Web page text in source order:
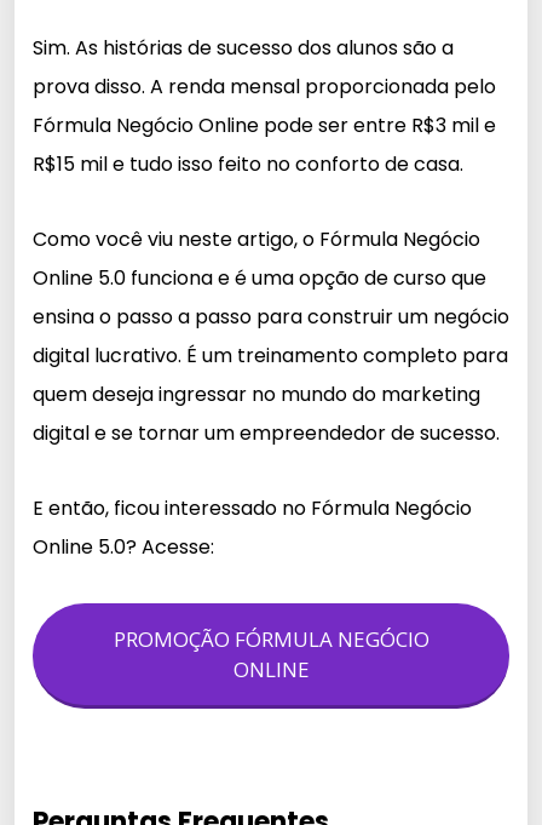
Sim. As histórias de sucesso dos alunos são a
prova disso. A renda mensal proporcionada pelo
Fórmula Negócio Online pode ser entre R$3 mil e
R$15 mil e tudo isso feito no conforto de casa.
Como você viu neste artigo, o Fórmula Negócio
Online 5.0 funciona e é uma opção de curso que
ensina o passo a passo para construir um negócio
digital lucrativo. É um treinamento completo para
quem deseja ingressar no mundo do marketing
digital e se tornar um empreendedor de sucesso.
E então, ficou interessado no Fórmula Negócio
Online 5.0? Acesse:
PROMOÇÃO FÓRMULA NEGÓCIO
ONLINE